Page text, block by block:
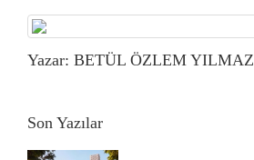
Yazar: BETÜL ÖZLEM YILMAZ
Son Yazılar